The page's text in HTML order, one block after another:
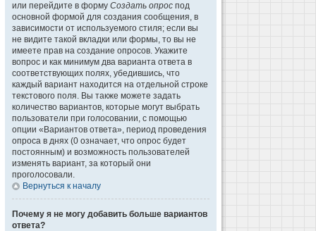
или перейдите в форму Создать опрос под
основной формой для создания сообщения, в
зависимости от используемого стиля; если вы
не видите такой вкладки или формы, то вы не
имеете прав на создание опросов. Укажите
вопрос и как минимум два варианта ответа в
соответствующих полях, убедившись, что
каждый вариант находится на отдельной строке
текстового поля. Вы также можете задать
количество вариантов, которые могут выбрать
пользователи при голосовании, с помощью
опции «Вариантов ответа», период проведения
опроса в днях (0 означает, что опрос будет
постоянным) и возможность пользователей
изменять вариант, за который они
проголосовали.
Вернуться к началу
Почему я не могу добавить больше вариантов
ответа?